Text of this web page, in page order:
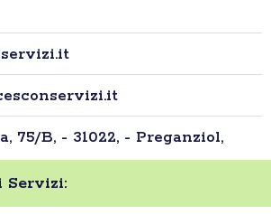
75/B, - 31022, - Preganziol,
Servizi: